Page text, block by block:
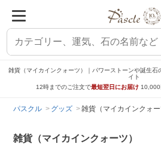
雑貨（マイカインクォーツ）｜パワーストーンや誕生
イト
12時までのご注文で最短翌日にお届け 10,000
パスクル グッズ 雑貨（マイカインクォー
雑貨（マイカインクォーツ）